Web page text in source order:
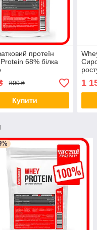
протеїн
68% білка
800 ₴
Купити
1